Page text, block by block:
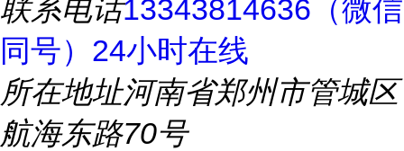
联系电话13343814636（微信
同号）24小时在线
所在地址河南省郑州市管城区
航海东路70号